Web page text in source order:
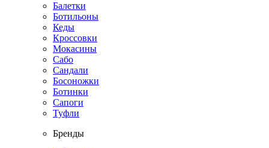
Балетки
Ботильоны
Кеды
Кроссовки
Мокасины
Сабо
Сандали
Босоножки
Ботинки
Сапоги
Туфли
Бренды